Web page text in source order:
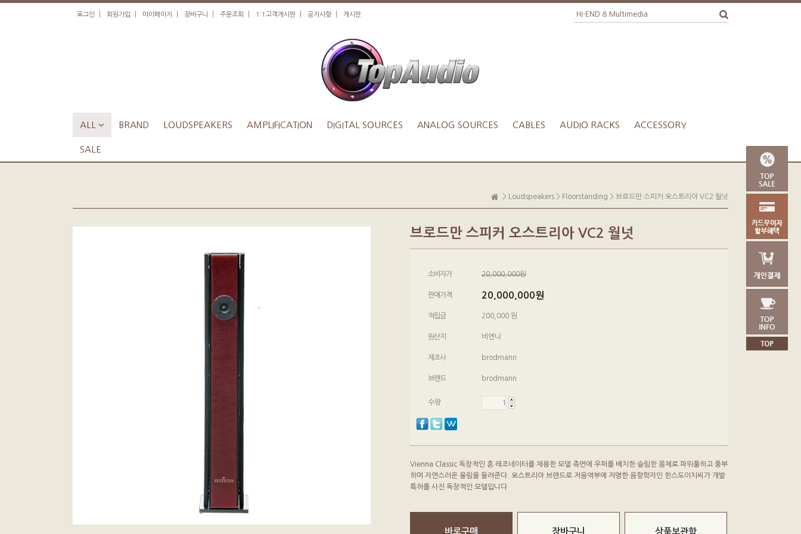
로그인 회원가입 마이페이지 장바구니 주문조회 1:1고객게시판 공지사항 게시판
ALL  BRAND LOUDSPEAKERS AMPLIFICATION DIGITAL SOURCES ANALOG SOURCES CABLES AUDIO RACKS ACCESSORY
SALE
> Loudspeakers > Floorstanding > 브로드만 스피커 오스트리아 VC2 월넛
브로드만 스피커 오스트리아 VC2 월넛
소비자가 20,000,000원
판매가격 20,000,000원
적립금 200,000 원
원산지 비엔나
제조사 brodmann
브랜드 brodmann
수량
Vienna Classic 독창적인 혼 레조네이터를 채용한 모델 측면에 우퍼를 배치한 슬림한 몸체로 파위풀하고 풍부
하며 자연스러운 울림을 들려준다. 오스트리아 브랜드로 저음역부에 저명한 음향학자인 한스도이치씨가 개발
특허를 사진 독창적인 모델입니다
바로구매 장바구니 상품보관함